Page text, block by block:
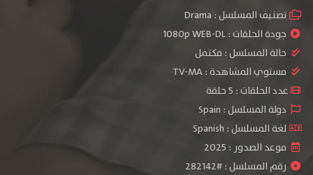
تصنيف المسلسل : Drama
جودة الحلقات :1080p WEB-DL
حالة المسلسل : مكتمل
مستوي المشاهدة :TV-MA
عدد الحلقات : 5 حلقة
دولة المسلسل : Spain
لغة المسلسل : Spanish
موعد الصدور : 2025
رقم المسلسل : #282142